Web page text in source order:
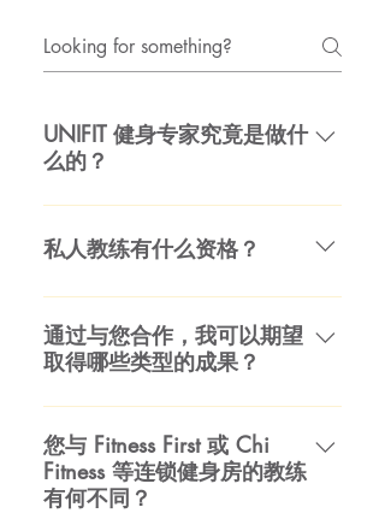
UNIFIT 健身专家究竟是做什
么的？
在 UNIFIT GYM，我们的私人教练
技术娴熟并获得国家认证，在与客
人教练将充当教练、老师和激励
者。私人教练的工作是评估您当前
的身体和精神状态，制定非常具体
一切努力让您朝着取得成果的方向
前进。 在持续约 30 分钟的健身咨
询期间，您的私人教练将尽可能多
地收集有关您的医疗和锻炼历史的
私人教练有什么资格？
所有 UNIFIT GYM 教练都至少拥有
一项国家认可和独立认可的私人教
练认证，例如来自 ACSM、ACE、
认证。此外，我们所有的培训师都
完成了基于行业内当前指导方针和
当前研究的内部培训计划。
通过与您合作，我可以期望
取得哪些类型的成果？
结果和结果。这就是为什么您聘请
我们作为专业人士。事实上，我们
对我们的辅导服务非常有信心，我
们可以 100% 保证您的结果。
您与 Fitness First 或 Chi
Fitness 等连锁健身房的教练
有何不同？